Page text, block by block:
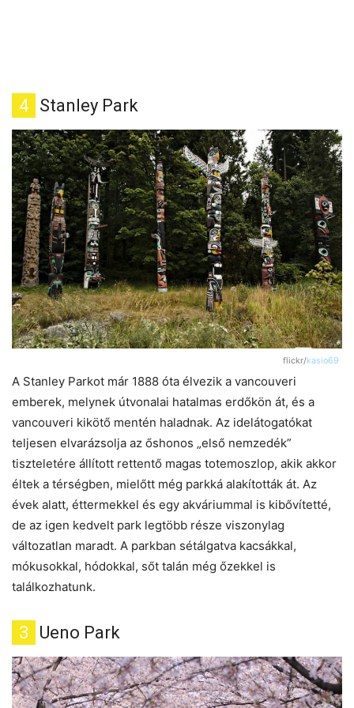
4 Stanley Park
flickr/kasio69
A Stanley Parkot már 1888 óta élvezik a vancouveri
emberek, melynek útvonalai hatalmas erdőkön át, és a
vancouveri kikötő mentén haladnak. Az idelátogatókat
teljesen elvarázsolja az őshonos „első nemzedék”
tiszteletére állított rettentő magas totemoszlop, akik akkor
éltek a térségben, mielőtt még parkká alakították át. Az
évek alatt, éttermekkel és egy akváriummal is kibővítetté,
de az igen kedvelt park legtöbb része viszonylag
változatlan maradt. A parkban sétálgatva kacsákkal,
mókusokkal, hódokkal, sőt talán még őzekkel is
találkozhatunk.
3 Ueno Park